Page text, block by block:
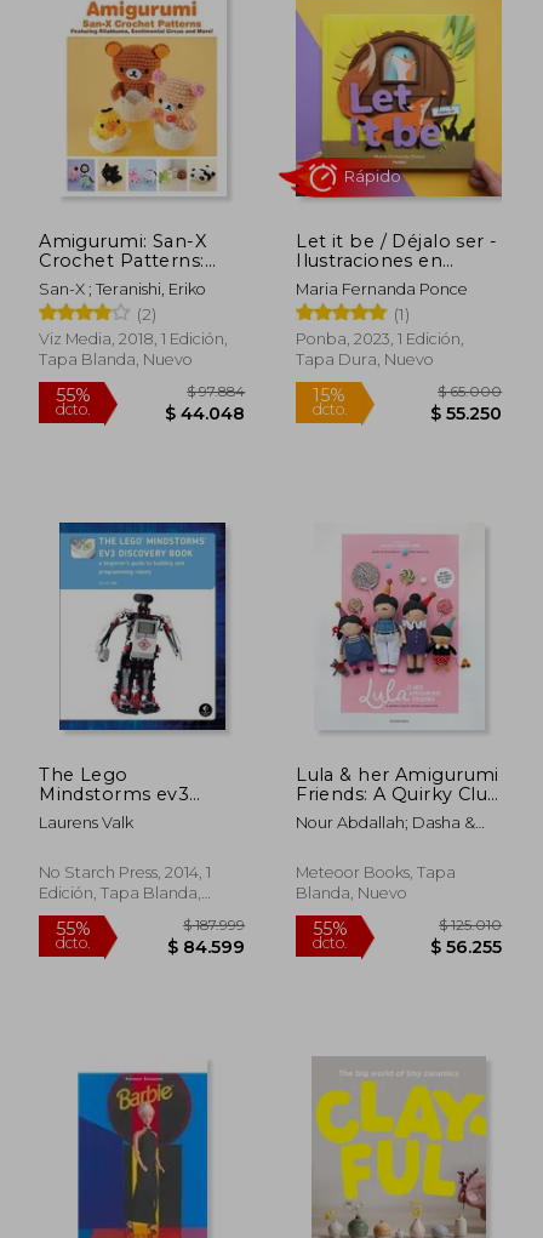
$ 65.438
55%
dcto.
Amigurumi: San-X
Crochet Patterns:
Featuring Rilakkuma,
Sentimental Circus
and More! (en Inglés)
San-X ; Teranishi, Eriko
(2)
Viz Media, 2018, 1 Edición,
Tapa Blanda, Nuevo
55% $ 97.884
$ 44.048
Let it be / Déjalo ser -
Ilustraciones en
paper cut
Maria Fernanda Ponce
(1)
Ponba, 2023, 1 Edición,
Tapa Dura, Nuevo
15%
dcto.
Rápido
The Lego
Mindstorms ev3
Discovery Book: A
Beginner's Guide to
Programming
Robots (en Inglés)
Laurens Valk
No Starch Press, 2014, 1
Edición, Tapa Blanda,
Nuevo
Lula & her Amigurumi
Friends: A Quirky Club
of Crochet Characters
(en Inglés)
Nour Abdallah; Dasha &
Meteoor Books, Tapa
Blanda, Nuevo